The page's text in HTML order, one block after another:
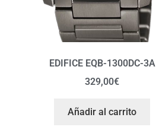
EDIFICE EQB-1300DC-3A
329,00€
Añadir al carrito